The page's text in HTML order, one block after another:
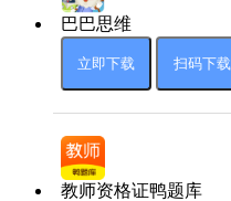
巴巴思维
立即下载 扫码下载
教师资格证鸭题库